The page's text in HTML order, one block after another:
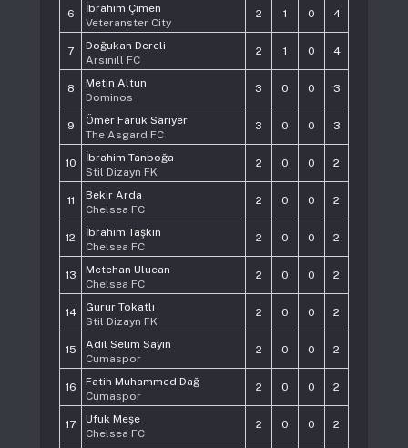
6
İbrahim Çimen
Veteranster City
2 1 0 4
7
Doğukan Dereli
Arsınıll FC
2 1 0 4
8
Metin Altun
Dominos
3 0 0 3
9
Ömer Faruk Sarıyer
The Asgard FC
3 0 0 3
10
İbrahim Tanboğa
Stil Dizayn FK
2 0 0 2
11
Bekir Arda
Chelsea FC
2 0 0 2
12
İbrahim Taşkın
Chelsea FC
2 0 0 2
13
Metehan Ulucan
Chelsea FC
2 0 0 2
14
Gurur Tokatlı
Stil Dizayn FK
2 0 0 2
15
Adil Selim Sayın
Cumaspor
2 0 0 2
16
Fatih Muhammed Dağ
Cumaspor
2 0 0 2
17
Ufuk Meşe
Chelsea FC
2 0 0 2